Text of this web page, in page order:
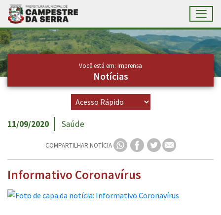
Ir para conteúdo principal
Conteúdo Principal
Você está em: Imprensa
Notícias
11/09/2020 Saúde
COMPARTILHAR NOTÍCIA
Informativo Coronavírus